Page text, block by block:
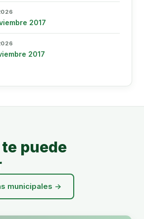
2017
2017
puede
municipales →